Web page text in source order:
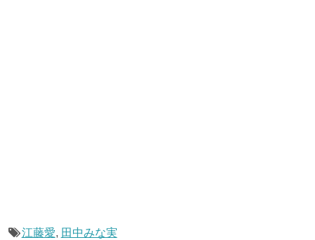
江藤愛, 田中みな実